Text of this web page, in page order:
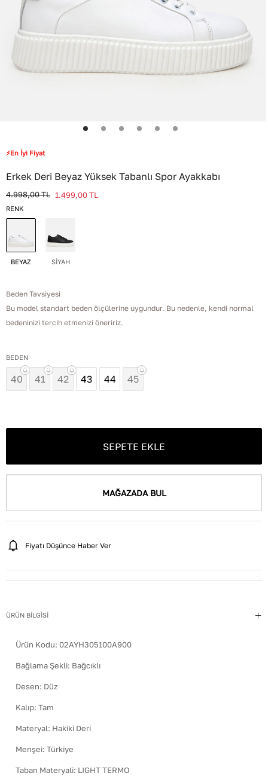
⚡En İyi Fiyat
Erkek Deri Beyaz Yüksek Tabanlı Spor Ayakkabı
4.998,00TL 1.499,00TL
RENK
BEYAZ SİYAH
Beden Tavsiyesi
Bu model standart beden ölçülerine uygundur. Bu nedenle, kendi normal
bedeninizi tercih etmenizi öneririz.
BEDEN
40 41 42 43 44 45
SEPETE EKLE
MAĞAZADA BUL
Fiyatı Düşünce Haber Ver
ÜRÜN BİLGİSİ
Ürün Kodu: 02AYH305100A900
Bağlama Şekli: Bağcıklı
Desen: Düz
Kalıp: Tam
Materyal: Hakiki Deri
Menşei: Türkiye
Taban Materyali: LIGHT TERMO